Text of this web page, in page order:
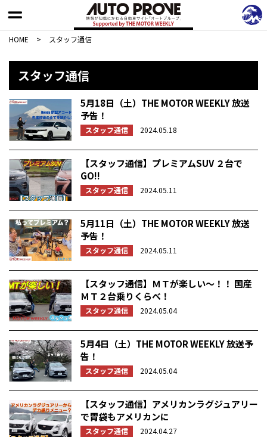
HOME > スタッフ通信
スタッフ通信
5月18日（土）THE MOTOR WEEKLY 放送
予告！
スタッフ通信 2024.05.18
【スタッフ通信】プレミアムSUV ２台で
GO!!
スタッフ通信 2024.05.11
5月11日（土）THE MOTOR WEEKLY 放送
予告！
スタッフ通信 2024.05.11
【スタッフ通信】ＭＴが楽しい～！！ 国産
ＭＴ２台乗りくらべ！
スタッフ通信 2024.05.04
5月4日（土）THE MOTOR WEEKLY 放送予
告！
スタッフ通信 2024.05.04
【スタッフ通信】アメリカンラグジュアリー
で胃袋もアメリカンに
スタッフ通信 2024.04.27